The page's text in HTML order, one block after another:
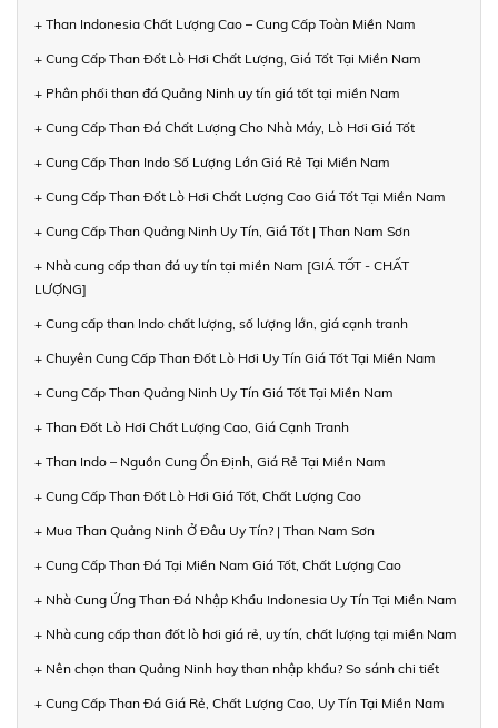
+ Than Indonesia Chất Lượng Cao – Cung Cấp Toàn Miền Nam
+ Cung Cấp Than Đốt Lò Hơi Chất Lượng, Giá Tốt Tại Miền Nam
+ Phân phối than đá Quảng Ninh uy tín giá tốt tại miền Nam
+ Cung Cấp Than Đá Chất Lượng Cho Nhà Máy, Lò Hơi Giá Tốt
+ Cung Cấp Than Indo Số Lượng Lớn Giá Rẻ Tại Miền Nam
+ Cung Cấp Than Đốt Lò Hơi Chất Lượng Cao Giá Tốt Tại Miền Nam
+ Cung Cấp Than Quảng Ninh Uy Tín, Giá Tốt | Than Nam Sơn
+ Nhà cung cấp than đá uy tín tại miền Nam [GIÁ TỐT - CHẤT
LƯỢNG]
+ Cung cấp than Indo chất lượng, số lượng lớn, giá cạnh tranh
+ Chuyên Cung Cấp Than Đốt Lò Hơi Uy Tín Giá Tốt Tại Miền Nam
+ Cung Cấp Than Quảng Ninh Uy Tín Giá Tốt Tại Miền Nam
+ Than Đốt Lò Hơi Chất Lượng Cao, Giá Cạnh Tranh
+ Than Indo – Nguồn Cung Ổn Định, Giá Rẻ Tại Miền Nam
+ Cung Cấp Than Đốt Lò Hơi Giá Tốt, Chất Lượng Cao
+ Mua Than Quảng Ninh Ở Đâu Uy Tín? | Than Nam Sơn
+ Cung Cấp Than Đá Tại Miền Nam Giá Tốt, Chất Lượng Cao
+ Nhà Cung Ứng Than Đá Nhập Khẩu Indonesia Uy Tín Tại Miền Nam
+ Nhà cung cấp than đốt lò hơi giá rẻ, uy tín, chất lượng tại miền Nam
+ Nên chọn than Quảng Ninh hay than nhập khẩu? So sánh chi tiết
+ Cung Cấp Than Đá Giá Rẻ, Chất Lượng Cao, Uy Tín Tại Miền Nam